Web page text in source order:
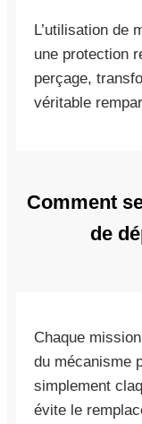
L’utilisation de
une protection
perçage,
véritable
Comment
de
Chaque
du mécanisme
simplement
évite le